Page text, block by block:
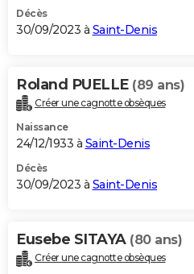
Décès
30/09/2023 à Saint-Denis
Roland PUELLE (89 ans)
Créer une cagnotte obsèques
Naissance
24/12/1933 à Saint-Denis
Décès
30/09/2023 à Saint-Denis
Eusebe SITAYA (80 ans)
Créer une cagnotte obsèques